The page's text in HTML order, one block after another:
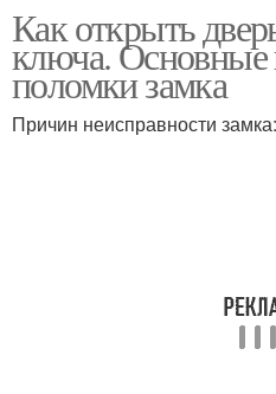
Как открыть
ключа.
поломки замка
Причин неисправности замка: